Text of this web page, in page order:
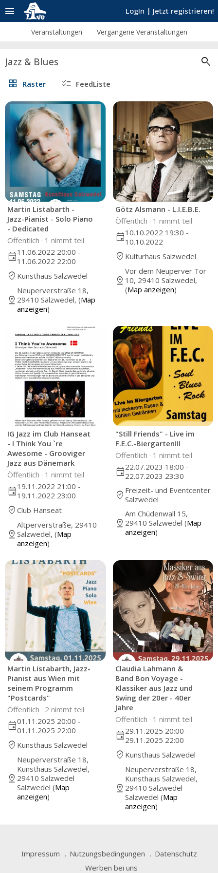
LogIn | Jetzt registrieren!
menu
Veranstaltungen Vergangene Veranstaltungen
Jazz & Blues search
grid_view Raster checklist FeedListe
Martin Listabarth -
Jazz-Pianist - Solo Piano
- Dedicated
Öffentlich · 1 nimmt teil
event11.06.2022 20:00 -
11.06.2022 22:00
where_to_vote Kunsthaus Salzwedel
pin_drop
Neuperverstraße 18,
29410 Salzwedel, (Map
anzeigen)
Götz Alsmann - L.I.E.B.E.
Öffentlich · 1 nimmt teil
event10.10.2022 19:30 -
10.10.2022
where_to_vote Kulturhaus Salzwedel
pin_drop
Vor dem Neuperver Tor
10, 29410 Salzwedel,
(Map anzeigen)
IG Jazz im Club Hanseat
- I Think You `re
Awesome - Grooviger
Jazz aus Dänemark
Öffentlich · 1 nimmt teil
event19.11.2022 21:00 -
19.11.2022 23:00
where_to_vote Club Hanseat
pin_drop
Altperverstraße, 29410
Salzwedel, (Map
anzeigen)
"Still Friends" - Live im
F.E.C.-Biergarten!!!
Öffentlich · 1 nimmt teil
event22.07.2023 18:00 -
22.07.2023 23:30
where_to_vote Freizeit- und Eventcenter
Salzwedel
pin_drop
Am Chüdenwall 15,
29410 Salzwedel (Map
anzeigen)
Martin Listabarth, Jazz-
Pianist aus Wien mit
seinem Programm
"Postcards"
Öffentlich · 2 nimmt teil
event01.11.2025 20:00 -
01.11.2025 22:00
where_to_vote Kunsthaus Salzwedel
pin_drop
Neuperverstraße 18,
Kunsthaus Salzwedel,
29410 Salzwedel
Salzwedel (Map
anzeigen)
Claudia Lahmann &
Band Bon Voyage -
Klassiker aus Jazz und
Swing der 20er - 40er
Jahre
Öffentlich · 1 nimmt teil
event29.11.2025 20:00 -
29.11.2025 22:00
where_to_vote Kunsthaus Salzwedel
pin_drop
Neuperverstraße 18,
Kunsthaus Salzwedel,
29410 Salzwedel
Salzwedel (Map
anzeigen)
Impressum Nutzungsbedingungen
Datenschutz
Werben bei uns